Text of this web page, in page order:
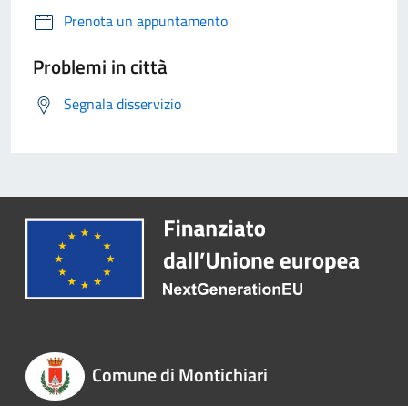
Prenota un appuntamento
Problemi in città
Segnala disservizio
Comune di Montichiari